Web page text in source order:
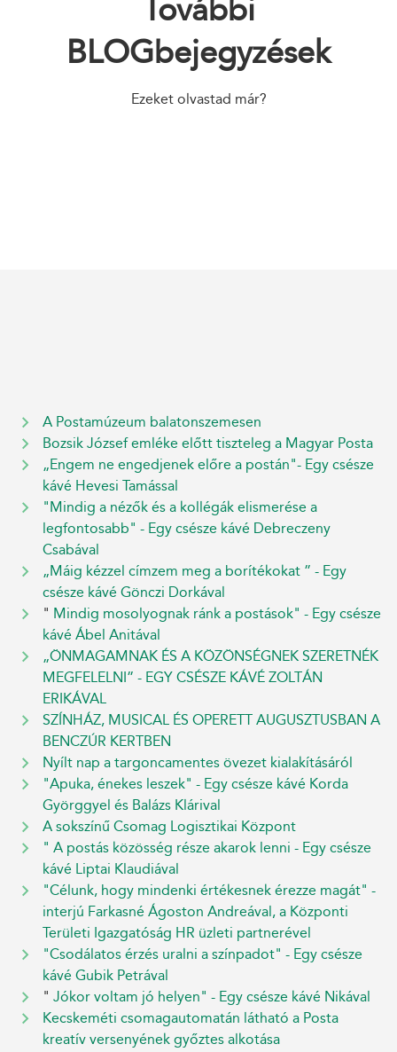
További
BLOGbejegyzések
Ezeket olvastad már?
A Postamúzeum balatonszemesen
Bozsik József emléke előtt tiszteleg a Magyar Posta
„Engem ne engedjenek előre a postán"- Egy csésze
kávé Hevesi Tamással
"Mindig a nézők és a kollégák elismerése a
legfontosabb" - Egy csésze kávé Debreczeny
Csabával
„Máig kézzel címzem meg a borítékokat ” - Egy
csésze kávé Gönczi Dorkával
" Mindig mosolyognak ránk a postások" - Egy csésze
kávé Ábel Anitával
„ÖNMAGAMNAK ÉS A KÖZÖNSÉGNEK SZERETNÉK
MEGFELELNI” - EGY CSÉSZE KÁVÉ ZOLTÁN
ERIKÁVAL
SZÍNHÁZ, MUSICAL ÉS OPERETT AUGUSZTUSBAN A
BENCZÚR KERTBEN
Nyílt nap a targoncamentes övezet kialakításáról
"Apuka, énekes leszek" - Egy csésze kávé Korda
Györggyel és Balázs Klárival
A sokszínű Csomag Logisztikai Központ
" A postás közösség része akarok lenni - Egy csésze
kávé Liptai Klaudiával
"Célunk, hogy mindenki értékesnek érezze magát" -
interjú Farkasné Ágoston Andreával, a Központi
Területi Igazgatóság HR üzleti partnerével
"Csodálatos érzés uralni a színpadot" - Egy csésze
kávé Gubik Petrával
" Jókor voltam jó helyen" - Egy csésze kávé Nikával
Kecskeméti csomagautomatán látható a Posta
kreatív versenyének győztes alkotása